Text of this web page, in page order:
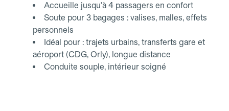
Accueille jusqu'à 4 passagers en confort
Soute pour 3 bagages : valises, malles, effets
personnels
Idéal pour : trajets urbains, transferts gare et
aéroport (CDG, Orly), longue distance
Conduite souple, intérieur soigné